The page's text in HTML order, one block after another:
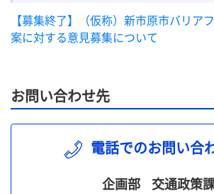
【募集終了】（仮称）新市原市バリア
案に対する意見募集について
お問い合わせ先
電話でのお問い合
企画部 交通政策